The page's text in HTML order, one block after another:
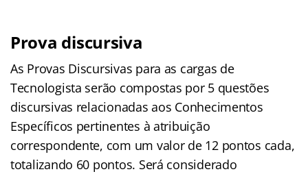
Prova discursiva
As Provas Discursivas para as cargas de
Tecnologista serão compostas por 5 questões
discursivas relacionadas aos Conhecimentos
Específicos pertinentes à atribuição
correspondente, com um valor de 12 pontos cada,
totalizando 60 pontos. Será considerado